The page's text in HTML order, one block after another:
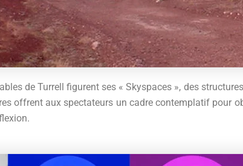
de Turrell figurent ses « Skyspaces », des
offrent aux spectateurs un cadre contemplatif pour